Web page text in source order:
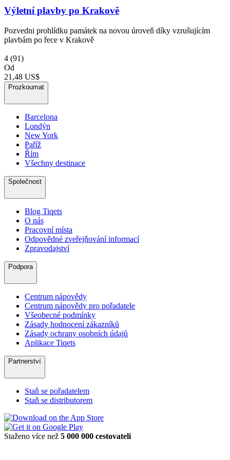
Výletní plavby po Krakově
Pozvedni prohlídku památek na novou úroveň díky vzrušujícím
plavbám po řece v Krakově
4 (91)
Od
21,48 US$
Prozkoumat
Barcelona
Londýn
New York
Paříž
Řím
Všechny destinace
Společnost
Blog Tiqets
O nás
Pracovní místa
Odpovědné zveřejňování informací
Zpravodajství
Podpora
Centrum nápovědy
Centrum nápovědy pro pořadatele
Všeobecné podmínky
Zásady hodnocení zákazníků
Zásady ochrany osobních údajů
Aplikace Tiqets
Partnerství
Staň se pořadatelem
Staň se distributorem
Staženo více než 5 000 000 cestovateli